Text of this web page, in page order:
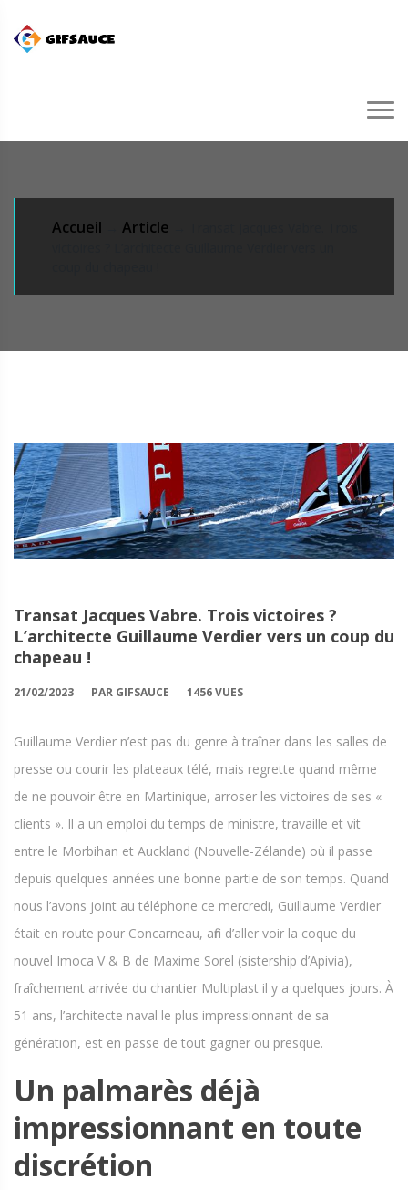
Accueil Article
Transat Jacques Vabre. Trois victoires ?
L’architecte Guillaume Verdier vers un coup du
chapeau !
21/02/2023 PAR GIFSAUCE 1456 VUES
Guillaume Verdier n’est pas du genre à traîner dans les salles de
presse ou courir les plateaux télé, mais regrette quand même
de ne pouvoir être en Martinique, arroser les victoires de ses «
clients ». Il a un emploi du temps de ministre, travaille et vit
entre le Morbihan et Auckland (Nouvelle-Zélande) où il passe
depuis quelques années une bonne partie de son temps. Quand
nous l’avons joint au téléphone ce mercredi, Guillaume Verdier
était en route pour Concarneau , afin d’aller voir la coque du
nouvel Imoca V & B de Maxime Sorel (sistership d’Apivia),
fraîchement arrivée du chantier Multiplast il y a quelques jours. À
51 ans, l’architecte naval le plus impressionnant de sa
génération, est en passe de tout gagner ou presque.
Un palmarès déjà
impressionnant en toute
discrétion